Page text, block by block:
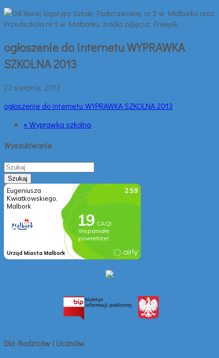
ogłoszenie do internetu WYPRAWKA
SZKOLNA 2013
23 sierpnia, 2013
ogłoszenie do internetu WYPRAWKA SZKOLNA 2013
« Wyprawka szkolna
Wyszukiwanie
Dla Rodziców i Uczniów